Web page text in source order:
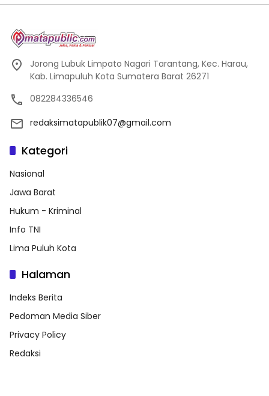
Jorong Lubuk Limpato Nagari Tarantang, Kec. Harau,
Kab. Limapuluh Kota Sumatera Barat 26271
082284336546
redaksimatapublik07@gmail.com
Kategori
Nasional
Jawa Barat
Hukum - Kriminal
Info TNI
Lima Puluh Kota
Halaman
Indeks Berita
Pedoman Media Siber
Privacy Policy
Redaksi